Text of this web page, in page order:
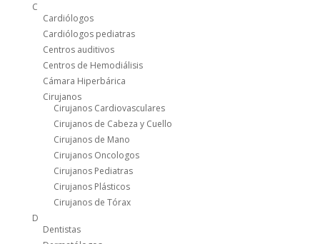
C
Cardiólogos
Cardiólogos pediatras
Centros auditivos
Centros de Hemodiálisis
Cámara Hiperbárica
Cirujanos
Cirujanos Cardiovasculares
Cirujanos de Cabeza y Cuello
Cirujanos de Mano
Cirujanos Oncologos
Cirujanos Pediatras
Cirujanos Plásticos
Cirujanos de Tórax
D
Dentistas